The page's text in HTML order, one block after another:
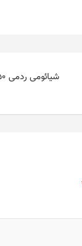
شیائومی ردمی K50 به زودی از راه خواهد رسید